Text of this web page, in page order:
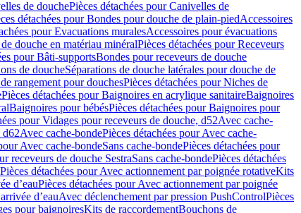
de douchePièces détachées pour Canivelles de
détachées pour Bondes pour douche de plain-piedAccessoires
pour Evacuations muralesAccessoires pour évacuations
douche en matériau minéralPièces détachées pour Receveurs
pour Bâti-supportsBondes pour receveurs de douche
de doucheSéparations de douche latérales pour douche de
rangement pour douchesPièces détachées pour Niches de
Pièces détachées pour Baignoires en acrylique sanitaireBaignoires
Baignoires pour bébésPièces détachées pour Baignoires pour
pour Vidages pour receveurs de douche, d52Avec cache-
d62Avec cache-bondePièces détachées pour Avec cache-
Avec cache-bondeSans cache-bondePièces détachées pour
receveurs de douche SestraSans cache-bondePièces détachées
Pièces détachées pour Avec actionnement par poignée rotativeKits
d’eauPièces détachées pour Avec actionnement par poignée
d’eauAvec déclenchement par pression PushControlPièces
pour baignoiresKits de raccordementBouchons de